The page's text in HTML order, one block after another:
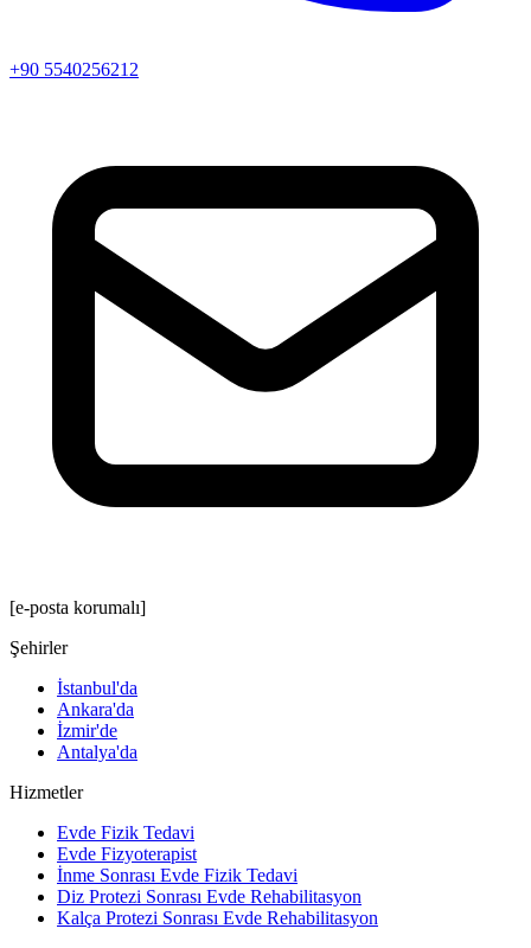
+90 5540256212
[e-posta korumalı]
Şehirler
İstanbul'da
Ankara'da
İzmir'de
Antalya'da
Hizmetler
Evde Fizik Tedavi
Evde Fizyoterapist
İnme Sonrası Evde Fizik Tedavi
Diz Protezi Sonrası Evde Rehabilitasyon
Kalça Protezi Sonrası Evde Rehabilitasyon